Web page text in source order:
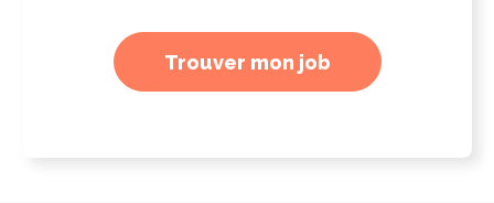
Trouver mon job